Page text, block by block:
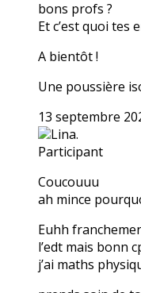
bons profs ?
Et c’est quoi tes
A bientôt !
Une poussière
13 septembre
Lina.
Participant
Coucouuu
ah mince
Euhh
l’edt mais bonn
j’ai maths